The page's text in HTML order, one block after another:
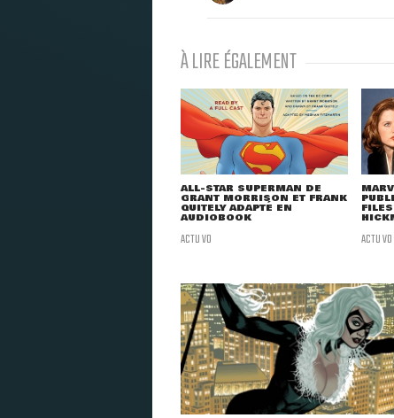
À LIRE ÉGALEMENT
ALL-STAR SUPERMAN DE
GRANT MORRISON ET FRANK
QUITELY ADAPTÉ EN
AUDIOBOOK
ACTU VO ACTU VO